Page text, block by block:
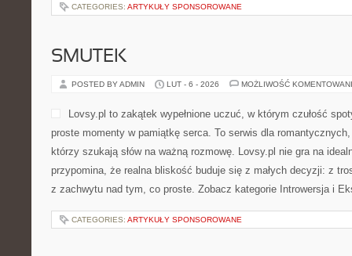
CATEGORIES: ARTYKUŁY SPONSOROWANE
SMUTEK
POSTED BY ADMIN LUT - 6 - 2026 MOŻLIWOŚĆ
Lovsy.pl to zakątek wypełnione uczuć, w którym czułość
proste momenty w pamiątkę serca. To serwis dla
którzy szukają słów na ważną rozmowę. Lovsy.pl nie gra na
przypomina, że realna bliskość buduje się z małych decyzji: z
z zachwytu nad tym, co proste. Zobacz kategorie Introwersja i
CATEGORIES: ARTYKUŁY SPONSOROWANE